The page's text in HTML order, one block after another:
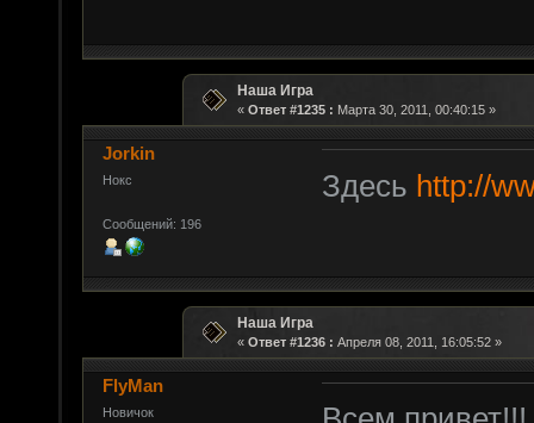
Наша Игра
« Ответ #1235 : Марта 30, 2011, 00:40:15 »
Jorkin
Нокс
Сообщений: 196
Здесь http://
Наша Игра
« Ответ #1236 : Апреля 08, 2011, 16:05:52 »
FlyMan
Новичок